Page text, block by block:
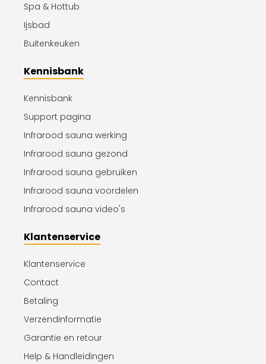
Spa & Hottub
Ijsbad
Buitenkeuken
Kennisbank
Kennisbank
Support pagina
Infrarood sauna werking
Infrarood sauna gezond
Infrarood sauna gebruiken
Infrarood sauna voordelen
Infrarood sauna video's
Klantenservice
Klantenservice
Contact
Betaling
Verzendinformatie
Garantie en retour
Help & Handleidingen